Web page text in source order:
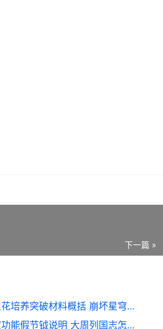
下一篇 »
崩坏星穹铁道火花培养突破材料概括 崩坏星穹铁道火系角色
大周列国志特权功能假节钺说明 大周列国志怎么会盟